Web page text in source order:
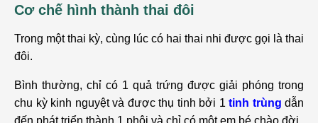
Cơ chế hình thành thai đôi
Trong một thai kỳ, cùng lúc có hai thai nhi được gọi là thai
đôi.
Bình thường, chỉ có 1 quả trứng được giải phóng trong
chu kỳ kinh nguyệt và được thụ tinh bởi 1 tinh trùng dẫn
đến phát triển thành 1 phôi và chỉ có một em bé chào đời.